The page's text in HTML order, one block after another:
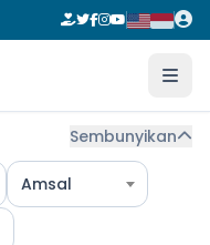
Sembunyikan
Amsal